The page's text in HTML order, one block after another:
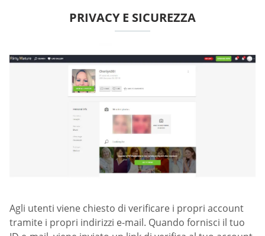
PRIVACY E SICUREZZA
Agli utenti viene chiesto di verificare i propri account
tramite i propri indirizzi e-mail. Quando fornisci il tuo